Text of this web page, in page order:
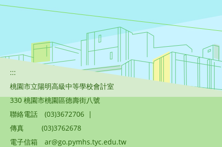
:::
桃園市立陽明高級中等學校會計室
330 桃園市桃園區德壽街八號
聯絡電話
(03)3672706 |
傳真
(03)3762678
電子信箱
ar@go.pymhs.tyc.edu.tw